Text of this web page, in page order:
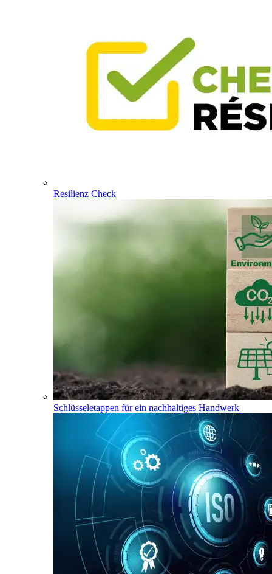
Resilienz Check
Schlüsseletappen für ein nachhaltiges Handwerk